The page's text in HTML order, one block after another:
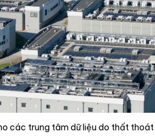
các trung tâm dữ liệu do thất thoát